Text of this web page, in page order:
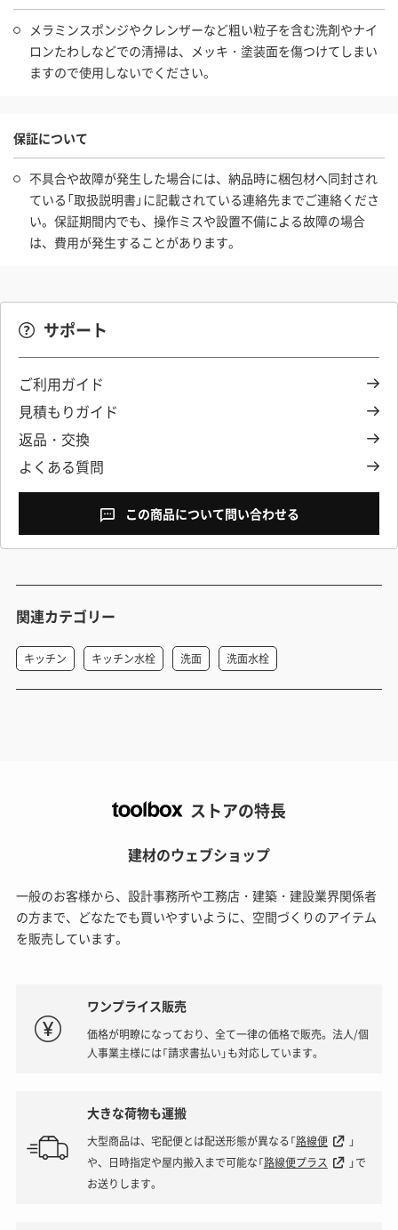
メラミンスポンジやクレンザーなど粗い粒子を含む洗剤やナイ
ロンたわしなどでの清掃は、メッキ・塗装面を傷つけてしまい
ますので使用しないでください。
保証について
不具合や故障が発生した場合には、納品時に梱包材へ同封され
ている「取扱説明書」に記載されている連絡先までご連絡くださ
い。保証期間内でも、操作ミスや設置不備による故障の場合
は、費用が発生することがあります。
サポート
ご利用ガイド
見積もりガイド
返品・交換
よくある質問
この商品について問い合わせる
関連カテゴリー
キッチン キッチン水栓 洗面 洗面水栓
ストアの特長
建材のウェブショップ
一般のお客様から、設計事務所や工務店・建築・建設業界関係者
の方まで、どなたでも買いやすいように、空間づくりのアイテム
を販売しています。
ワンプライス販売
価格が明瞭になっており、全て一律の価格で販売。法人/個
人事業主様には「請求書払い」も対応しています。
大きな荷物も運搬
大型商品は、宅配便とは配送形態が異なる「路線便
」
や、日時指定や屋内搬入まで可能な「路線便プラス
」で
お送りします。